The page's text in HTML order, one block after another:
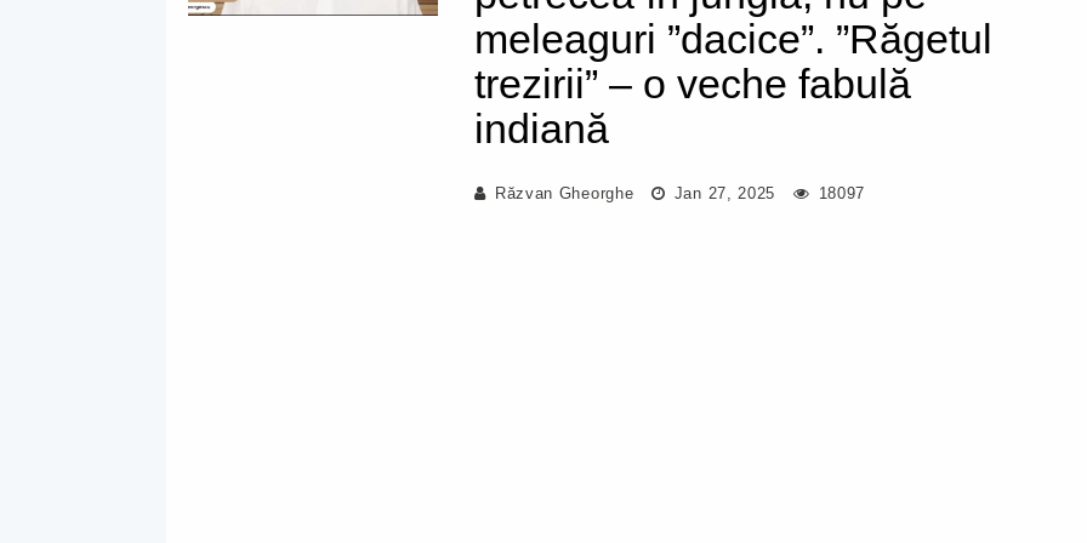
meleaguri ”dacice”. ”Răgetul
trezirii” – o veche fabulă
indiană
Răzvan Gheorghe Jan 27, 2025 18097